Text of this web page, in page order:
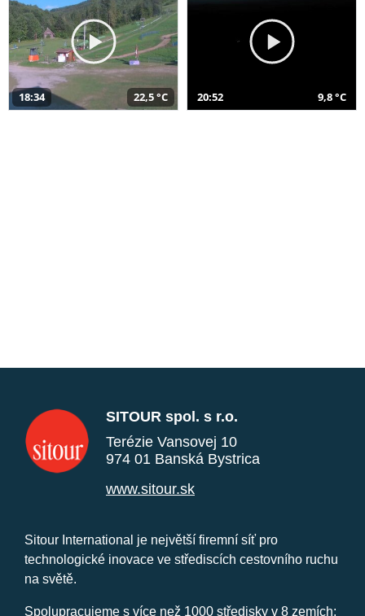
18:34 22,5 °C 20:52 9,8 °C
SITOUR spol. s r.o.
Terézie Vansovej 10
974 01 Banská Bystrica
www.sitour.sk
Sitour International je největší firemní síť pro
technologické inovace ve střediscích cestovního ruchu
na světě.
Spolupracujeme s více než 1000 středisky v 8 zemích: